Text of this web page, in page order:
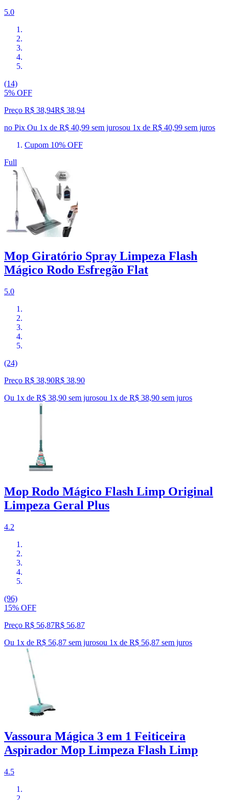
5.0
(14)
5% OFF
Preço R$ 38,94R$ 38,94
no Pix Ou 1x de R$ 40,99 sem jurosou 1x de R$ 40,99 sem juros
Cupom 10% OFF
Full
Mop Giratório Spray Limpeza Flash
Mágico Rodo Esfregão Flat
5.0
(24)
Preço R$ 38,90R$ 38,90
Ou 1x de R$ 38,90 sem jurosou 1x de R$ 38,90 sem juros
Mop Rodo Mágico Flash Limp Original
Limpeza Geral Plus
4.2
(96)
15% OFF
Preço R$ 56,87R$ 56,87
Ou 1x de R$ 56,87 sem jurosou 1x de R$ 56,87 sem juros
Vassoura Mágica 3 em 1 Feiticeira
Aspirador Mop Limpeza Flash Limp
4.5